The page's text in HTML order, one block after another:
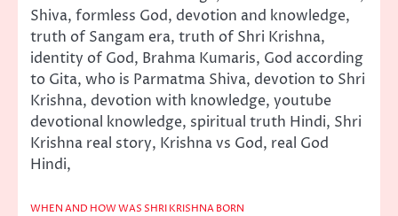
Shiva, formless God, devotion and knowledge,
truth of Sangam era, truth of Shri Krishna,
identity of God, Brahma Kumaris, God according
to Gita, who is Parmatma Shiva, devotion to Shri
Krishna, devotion with knowledge, youtube
devotional knowledge, spiritual truth Hindi, Shri
Krishna real story, Krishna vs God, real God
Hindi,
WHEN AND HOW WAS SHRI KRISHNA BORN